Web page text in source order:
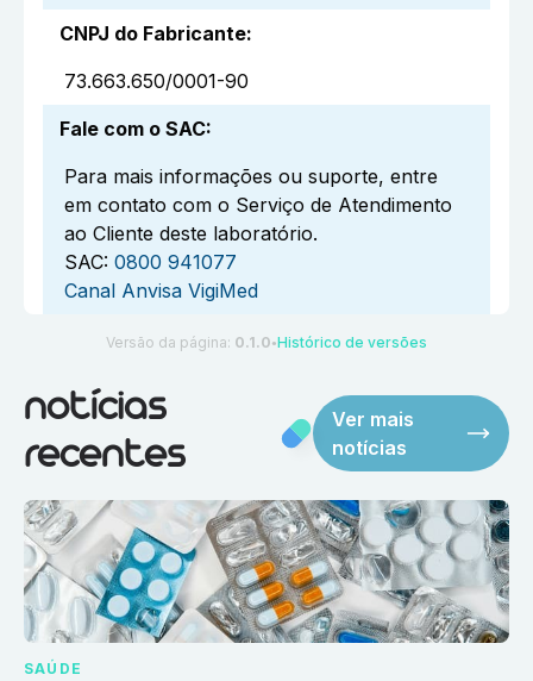
CNPJ do Fabricante:
73.663.650/0001-90
Fale com o SAC:
Para mais informações ou suporte, entre
em contato com o Serviço de Atendimento
ao Cliente deste laboratório.
SAC: 0800 941077
Canal Anvisa VigiMed
Versão da página: 0.1.0 ●Histórico de versões
notícias
recentes
Ver mais
notícias
SAÚDE